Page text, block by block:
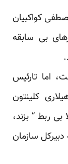
کواکبیان
بی سابقه
اما تارئیس
کلینتون
ربط ” بزند،
سازمان